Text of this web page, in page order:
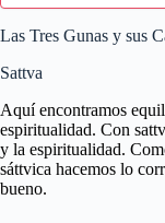
Las Tres Gunas y sus
Sattva
Aquí encontramos
espiritualidad. Con
y la espiritualidad.
sáttvica hacemos lo
bueno.